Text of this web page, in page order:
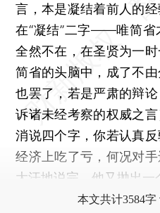
言，本是凝结着前人的
在“凝结”二字——唯简省
全然不在，在圣贤为一
简省的头脑中，成了不
也罢了，若是严肃的辩
诉诸未经考察的权威之
消说四个字，你若认真
经济上吃了亏，何况对
大汗地说完，他又抛出一
本文共计3584